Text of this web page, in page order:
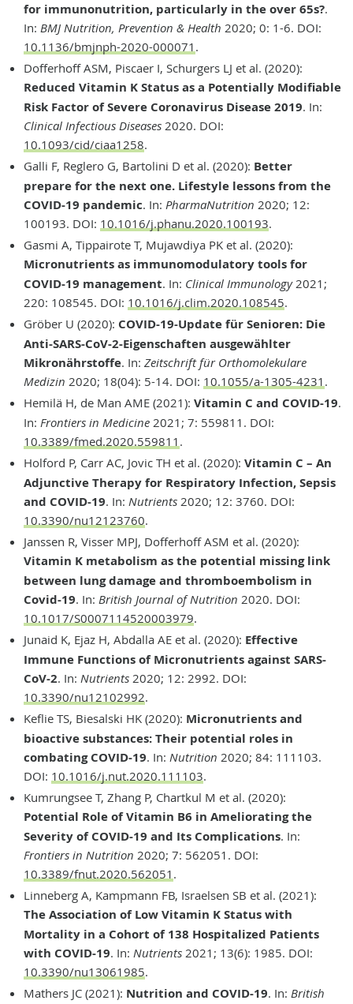
for immunonutrition, particularly in the over 65s?.
In: BMJ Nutrition, Prevention & Health 2020; 0: 1-6. DOI:
10.1136/bmjnph-2020-000071 .
Dofferhoff ASM, Piscaer I, Schurgers LJ et al. (2020):
Reduced Vitamin K Status as a Potentially Modifiable
Risk Factor of Severe Coronavirus Disease 2019. In:
Clinical Infectious Diseases 2020. DOI:
10.1093/cid/ciaa1258.
Galli F, Reglero G, Bartolini D et al. (2020): Better
prepare for the next one. Lifestyle lessons from the
COVID-19 pandemic. In: PharmaNutrition 2020; 12:
100193. DOI: 10.1016/j.phanu.2020.100193.
Gasmi A, Tippairote T, Mujawdiya PK et al. (2020):
Micronutrients as immunomodulatory tools for
COVID-19 management. In: Clinical Immunology2021;
220: 108545. DOI: 10.1016/j.clim.2020.108545.
Gröber U (2020): COVID-19-Update für Senioren: Die
Anti-SARS-CoV-2-Eigenschaften ausgewählter
Mikronährstoffe. In: Zeitschrift für Orthomolekulare
Medizin 2020; 18(04): 5-14. DOI: 10.1055/a-1305-4231 .
Hemilä H, de Man AME (2021): Vitamin C and COVID-19.
In: Frontiers in Medicine 2021; 7: 559811. DOI:
10.3389/fmed.2020.559811 .
Holford P, Carr AC, Jovic TH et al. (2020): Vitamin C – An
Adjunctive Therapy for Respiratory Infection, Sepsis
and COVID-19. In: Nutrients 2020; 12: 3760. DOI:
10.3390/nu12123760.
Janssen R, Visser MPJ, Dofferhoff ASM et al. (2020):
Vitamin K metabolism as the potential missing link
between lung damage and thromboembolism in
Covid-19. In: British Journal of Nutrition 2020. DOI:
10.1017/S0007114520003979.
Junaid K, Ejaz H, Abdalla AE et al. (2020): Effective
Immune Functions of Micronutrients against SARS-
CoV-2. In: Nutrients 2020; 12: 2992. DOI:
10.3390/nu12102992.
Keflie TS, Biesalski HK (2020): Micronutrients and
bioactive substances: Their potential roles in
combating COVID-19. In: Nutrition 2020; 84: 111103.
DOI: 10.1016/j.nut.2020.111103.
Kumrungsee T, Zhang P, Chartkul M et al. (2020):
Potential Role of Vitamin B6 in Ameliorating the
Severity of COVID-19 and Its Complications. In:
Frontiers in Nutrition 2020; 7: 562051. DOI:
10.3389/fnut.2020.562051 .
Linneberg A, Kampmann FB, Israelsen SB et al. (2021):
The Association of Low Vitamin K Status with
Mortality in a Cohort of 138 Hospitalized Patients
with COVID-19. In: Nutrients 2021; 13(6): 1985. DOI:
10.3390/nu13061985.
Mathers JC (2021): Nutrition and COVID-19. In: British